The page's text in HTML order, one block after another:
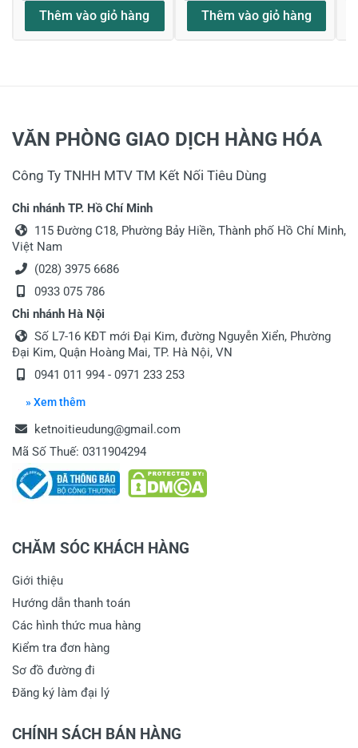
Thêm vào giỏ hàng Thêm vào giỏ hàng
VĂN PHÒNG GIAO DỊCH HÀNG HÓA
Công Ty TNHH MTV TM Kết Nối Tiêu Dùng
Chi nhánh TP. Hồ Chí Minh
115 Đường C18, Phường Bảy Hiền, Thành phố Hồ Chí Minh,
Việt Nam
(028) 3975 6686
0933 075 786
Chi nhánh Hà Nội
Số L7-16 KĐT mới Đại Kim, đường Nguyễn Xiển, Phường
Đại Kim, Quận Hoàng Mai, TP. Hà Nội, VN
0941 011 994 - 0971 233 253
» Xem thêm
ketnoitieudung@gmail.com
Mã Số Thuế: 0311904294
CHĂM SÓC KHÁCH HÀNG
Giới thiệu
Hướng dẫn thanh toán
Các hình thức mua hàng
Kiểm tra đơn hàng
Sơ đồ đường đi
Đăng ký làm đại lý
CHÍNH SÁCH BÁN HÀNG